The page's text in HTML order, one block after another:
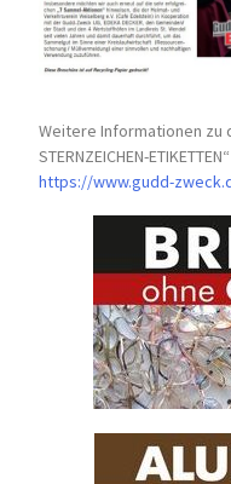
Weitere Informationen zu
STERNZEICHEN-
https://www.gudd-